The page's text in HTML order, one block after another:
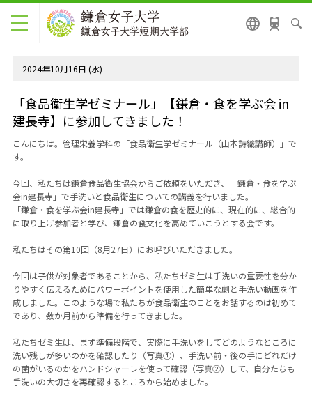
2024年10月16日 (水)
「食品衛生学ゼミナール」【鎌倉・食を学ぶ会 in
建長寺】に参加してきました！
こんにちは。管理栄養学科の「食品衛生学ゼミナール（山本詩織講師）」で
す。
今回、私たちは鎌倉食品衛生協会からご依頼をいただき、「鎌倉・食を学ぶ
会in建長寺」で手洗いと食品衛生についての講義を行いました。
「鎌倉・食を学ぶ会in建長寺」では鎌倉の食を歴史的に、現在的に、総合的
に取り上げ参加者と学び、鎌倉の食文化を高めていこうとする会です。
私たちはその第10回（8月27日）にお呼びいただきました。
今回は子供が対象者であることから、私たちゼミ生は手洗いの重要性を分か
りやすく伝えるためにパワーポイントを使用した簡単な劇と手洗い動画を作
成しました。このような場で私たちが食品衛生のことをお話するのは初めて
であり、数か月前から準備を行ってきました。
私たちゼミ生は、まず準備段階で、実際に手洗いをしてどのようなところに
洗い残しが多いのかを確認したり（写真①）、手洗い前・後の手にどれだけ
の菌がいるのかをハンドシャーレを使って確認（写真②）して、自分たちも
手洗いの大切さを再確認するところから始めました。